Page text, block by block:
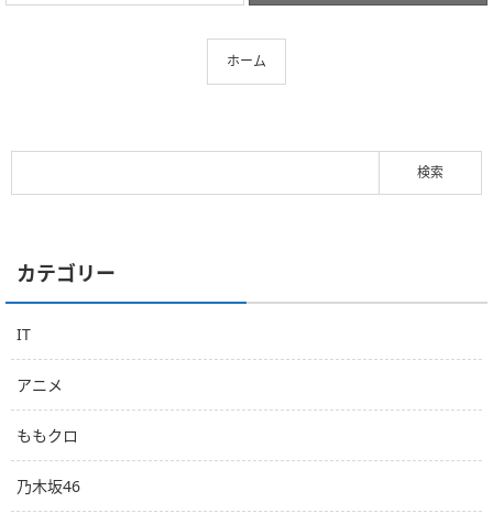
ホーム
カテゴリー
IT
アニメ
ももクロ
乃木坂46